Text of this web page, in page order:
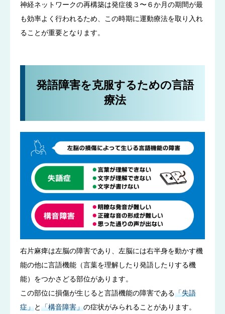
神経ネットワークの再構築は発症後３〜６か月の期間が最
も効率よく行われるため、この時期に運動療法を取り入れ
ることが重要となります。
発語障害を克服するための言語
療法
右片麻痺は左脳の障害であり、左脳には右半身を動かす機
能の他に言語機能（言葉を理解したり発語したりする機
能）をつかさどる部位があります。
この部位に損傷が生じると言語機能の障害である「失語
症」と「構音障害」の症状がみられることがあります。